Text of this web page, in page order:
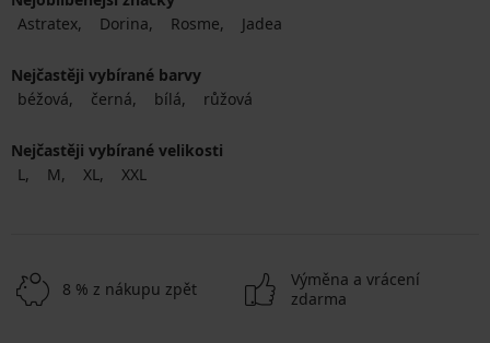
Astratex
Dorina Rosme Jadea
Nejčastěji vybírané barvy
béžová
černá bílá růžová
Nejčastěji vybírané velikosti
L
M XL XXL
8 % z nákupu zpět
Výměna a vrácení
zdarma